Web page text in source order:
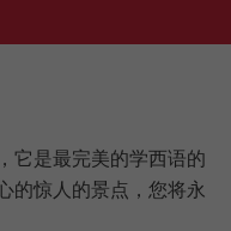
它是最完美的学西语的
的惊人的景点，您将永